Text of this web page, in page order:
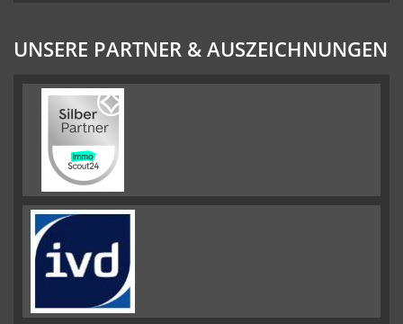
UNSERE PARTNER & AUSZEICHNUNGEN